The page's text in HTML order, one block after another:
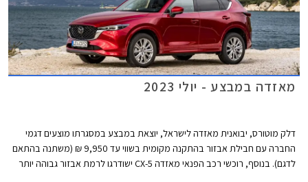
מאזדה במבצע - יולי 2023
דלק מוטורס, יבואנית מאזדה לישראל, יוצאת במבצע במסגרתו מוצעים דגמי
החברה עם חבילת אבזור בהתקנה מקומית בשווי עד 9,950 ₪ (משתנה בהתאם
לדגם). בנוסף, רוכשי רכב הפנאי מאזדה CX-5 ישודרגו לרמת אבזור גבוהה יותר